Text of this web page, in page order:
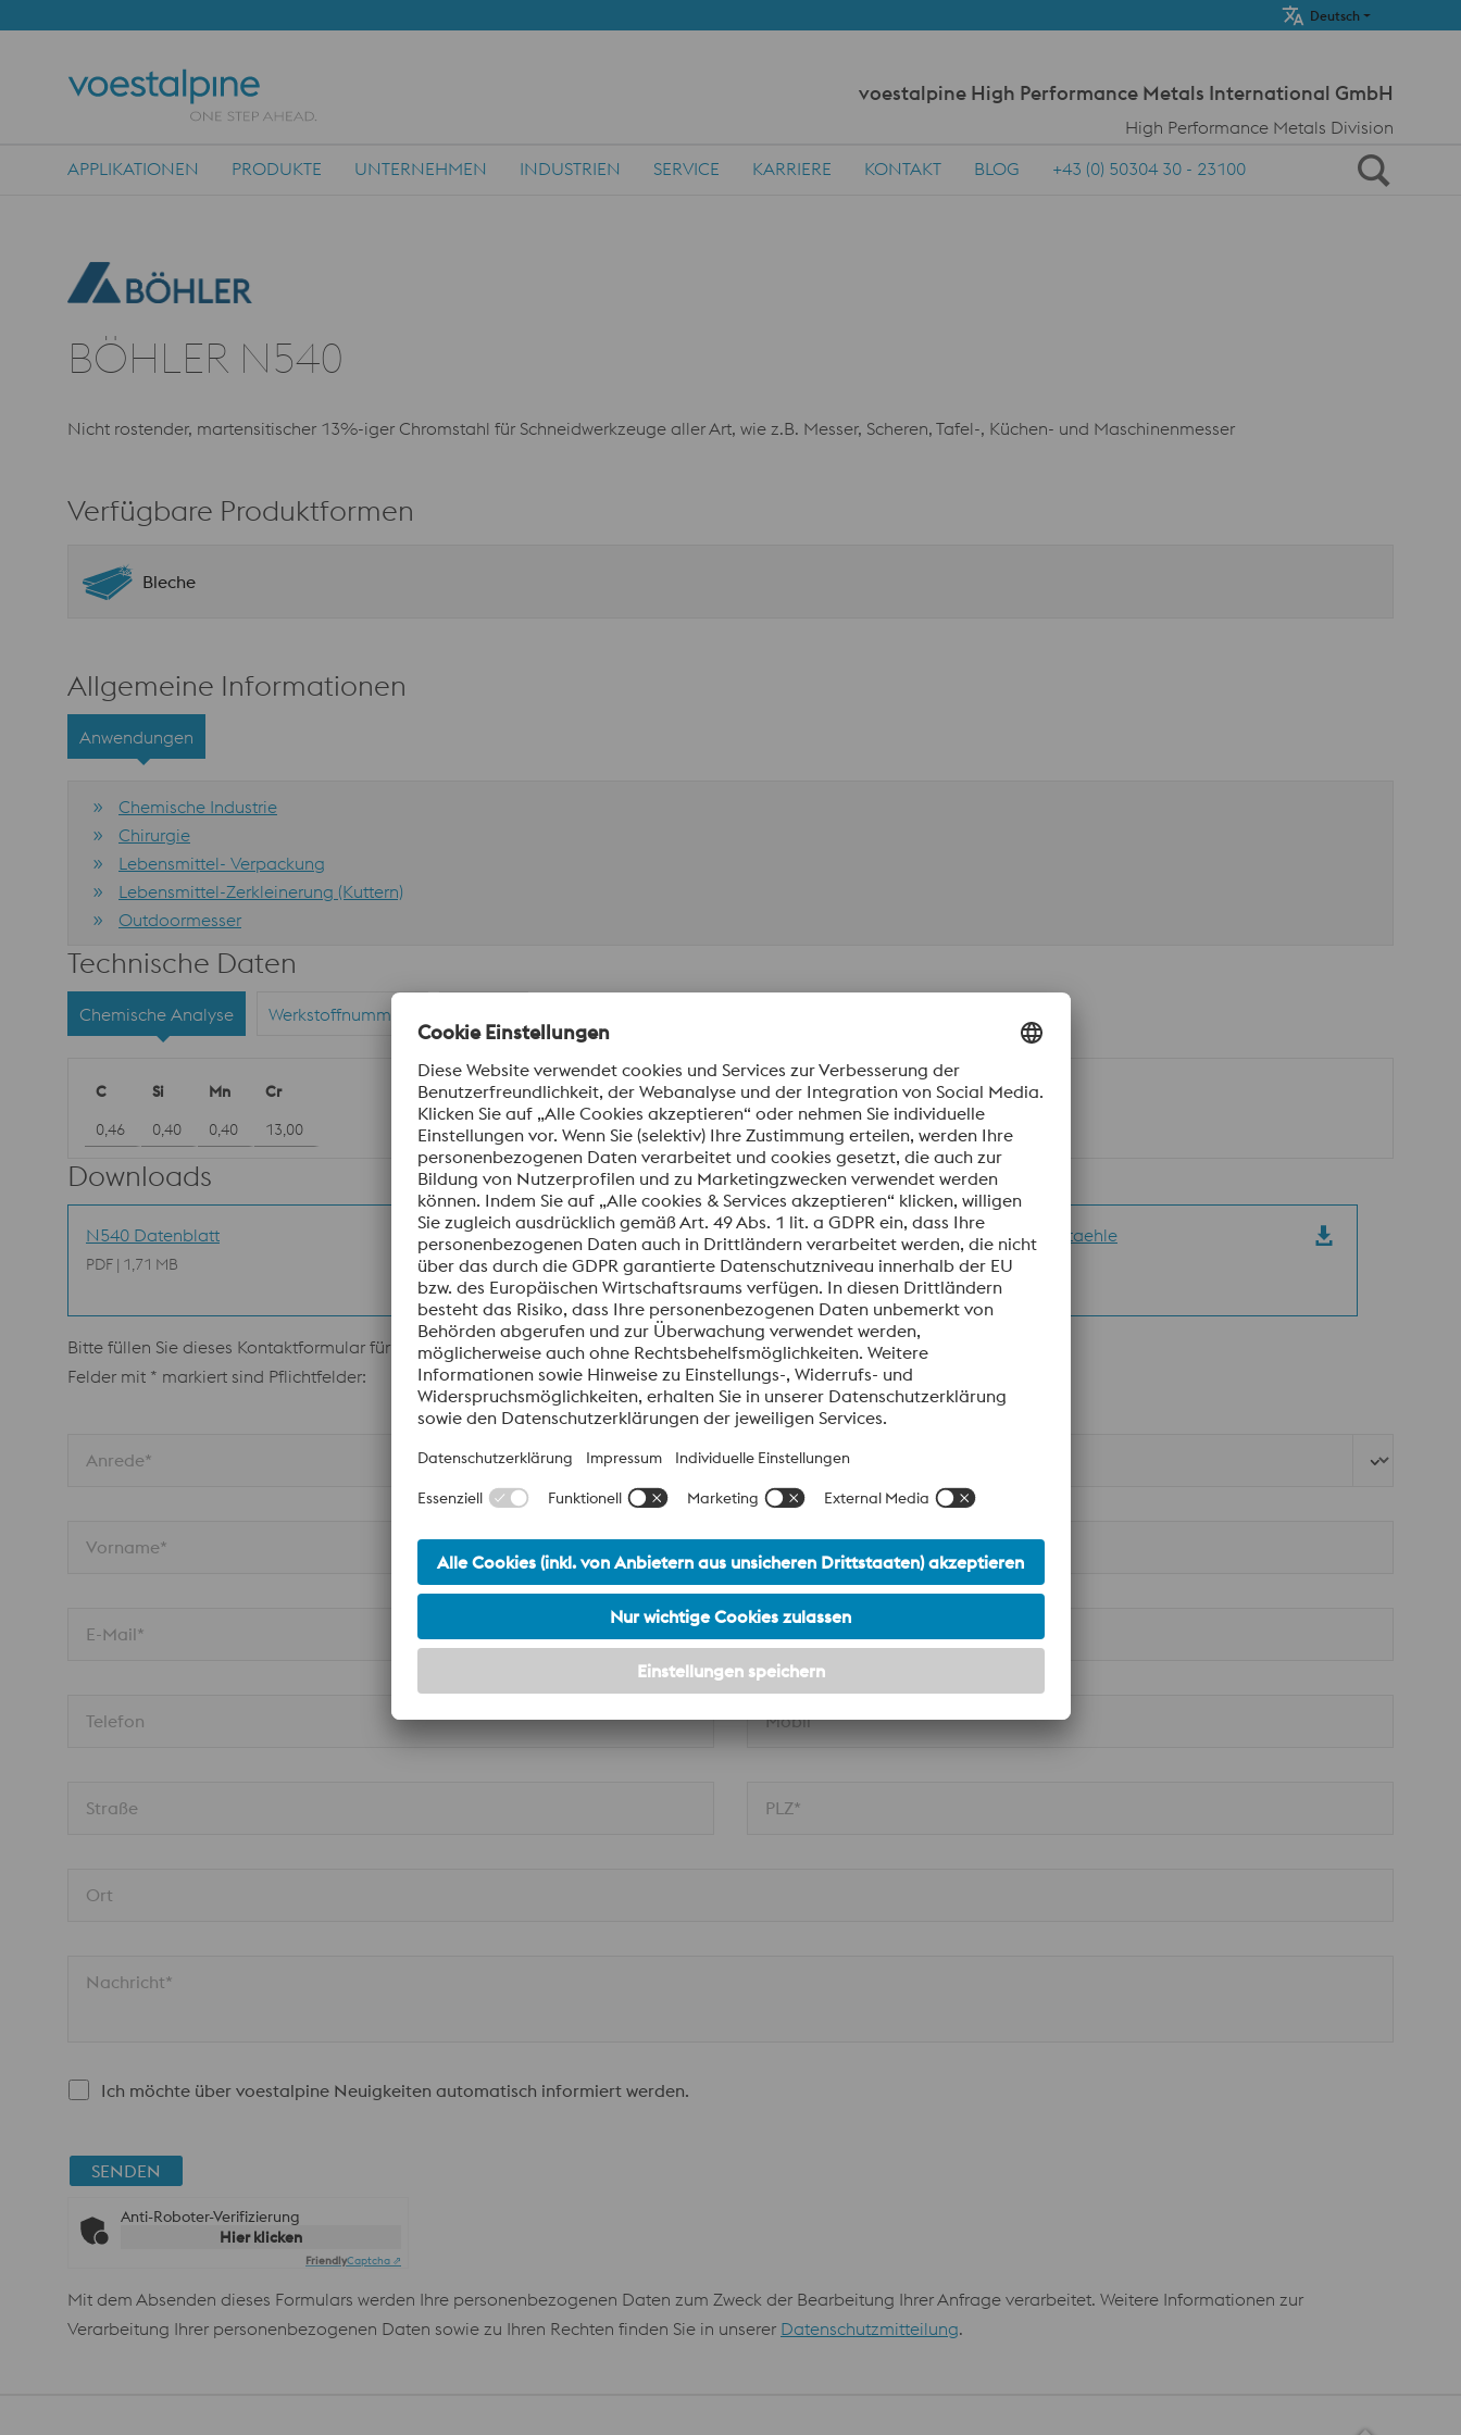
Deutsch
voestalpine High Performance Metals International GmbH
High Performance Metals Division
APPLIKATIONEN PRODUKTE UNTERNEHMEN INDUSTRIEN SERVICE KARRIERE KONTAKT BLOG +43 (0) 50304 30 - 23100
BÖHLER N540
Nicht rostender, martensitischer 13%-iger Chromstahl für Schneidwerkzeuge aller Art, wie z.B. Messer, Scheren, Tafel-, Küchen- und Maschinenmesser
Verfügbare Produktformen
Bleche
Allgemeine Informationen
Anwendungen
Chemische Industrie
Chirurgie
Lebensmittel- Verpackung
Lebensmittel-Zerkleinerung (Kuttern)
Outdoormesser
Technische Daten
Chemische Analyse Werkstoffnummern
C Si Mn
Cr
0,46
0,40 0,40 13,00
Downloads
N540 Datenblatt
PDF | 1,71 MB
BL009_Werkzeugstaehle,
Schnellarbeitsstaehle
PDF | 2,89 MB
BL010_Messerstaehle
PDF | 3,63 MB
Bitte füllen Sie dieses Kontaktformular für weitere Informationen aus.
Felder mit * markiert sind Pflichtfelder:
Anrede*
Vorname*
E-Mail* Firma*
Telefon Mobil
Straße PLZ*
Ort
Nachricht*
Ich möchte über voestalpine Neuigkeiten automatisch informiert werden.
SENDEN
Anti-Roboter-Verifizierung
Hier klicken
FriendlyCaptcha ⇗
Mit dem Absenden dieses Formulars werden Ihre personenbezogenen Daten zum Zweck der Bearbeitung Ihrer Anfrage verarbeitet. Weitere Informationen zur
Verarbeitung Ihrer personenbezogenen Daten sowie zu Ihren Rechten finden Sie in unserer Datenschutzmitteilung.